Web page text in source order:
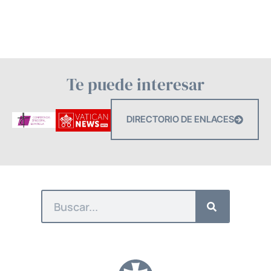
Te puede interesar
DIRECTORIO DE ENLACES